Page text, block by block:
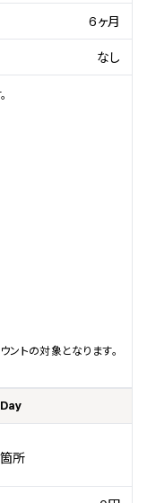
6ヶ月
なし
トの対象となります。
所